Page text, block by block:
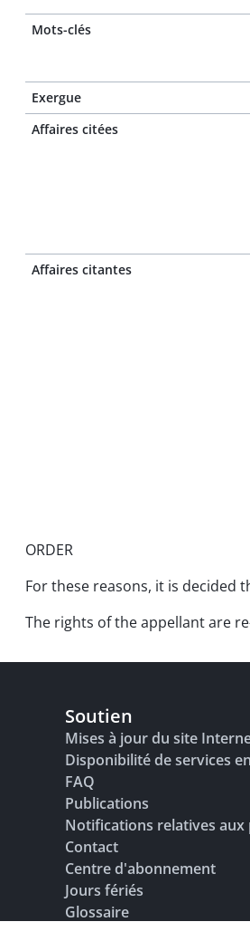
Mots-clés
Exergue
Affaires citées
Affaires citantes
ORDER
For these reasons, it is decided
The rights of the appellant are
Soutien
Mises à jour du site
Disponibilité de services
FAQ
Publications
Notifications relatives aux
Contact
Centre d'abonnement
Jours fériés
Glossaire